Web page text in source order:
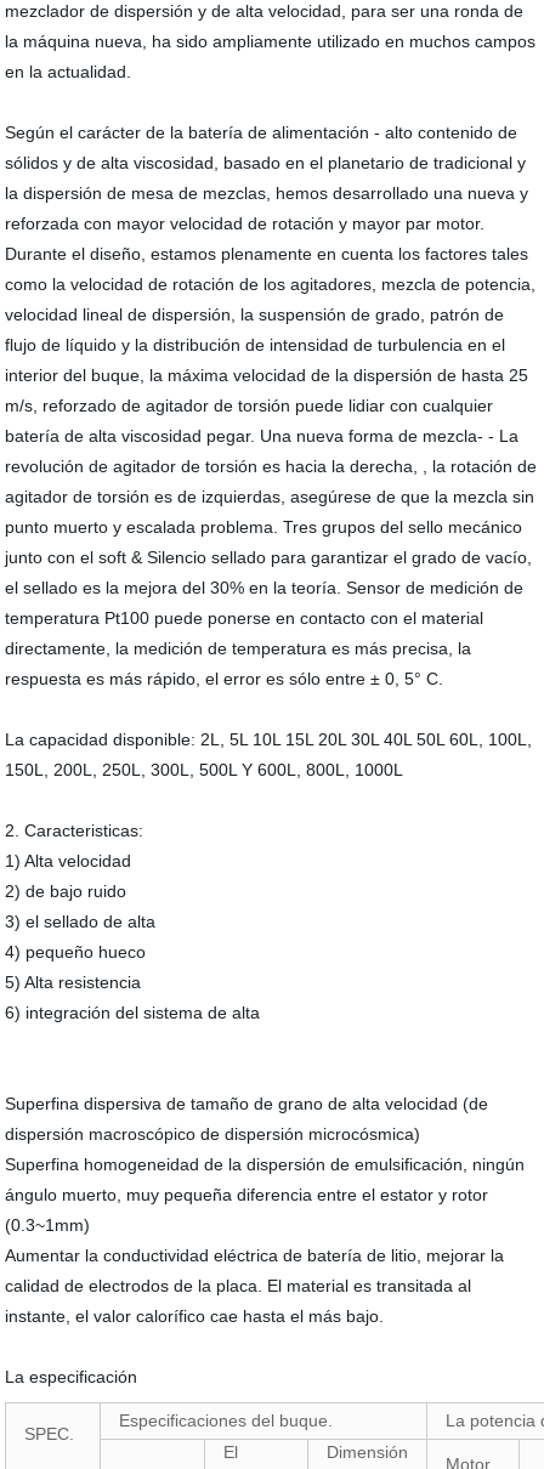
mezclador de dispersión y de alta velocidad, para ser una ronda de
la máquina nueva, ha sido ampliamente utilizado en muchos campos
en la actualidad.
Según el carácter de la batería de alimentación - alto contenido de
sólidos y de alta viscosidad, basado en el planetario de tradicional y
la dispersión de mesa de mezclas, hemos desarrollado una nueva y
reforzada con mayor velocidad de rotación y mayor par motor.
Durante el diseño, estamos plenamente en cuenta los factores tales
como la velocidad de rotación de los agitadores, mezcla de potencia,
velocidad lineal de dispersión, la suspensión de grado, patrón de
flujo de líquido y la distribución de intensidad de turbulencia en el
interior del buque, la máxima velocidad de la dispersión de hasta 25
m/s, reforzado de agitador de torsión puede lidiar con cualquier
batería de alta viscosidad pegar. Una nueva forma de mezcla- - La
revolución de agitador de torsión es hacia la derecha, , la rotación de
agitador de torsión es de izquierdas, asegúrese de que la mezcla sin
punto muerto y escalada problema. Tres grupos del sello mecánico
junto con el soft & Silencio sellado para garantizar el grado de vacío,
el sellado es la mejora del 30% en la teoría. Sensor de medición de
temperatura Pt100 puede ponerse en contacto con el material
directamente, la medición de temperatura es más precisa, la
respuesta es más rápido, el error es sólo entre ± 0, 5° C.
La capacidad disponible: 2L, 5L 10L 15L 20L 30L 40L 50L 60L, 100L,
150L, 200L, 250L, 300L, 500L Y 600L, 800L, 1000L
2. Caracteristicas:
1) Alta velocidad
2) de bajo ruido
3) el sellado de alta
4) pequeño hueco
5) Alta resistencia
6) integración del sistema de alta
Superfina dispersiva de tamaño de grano de alta velocidad (de
dispersión macroscópico de dispersión microcósmica)
Superfina homogeneidad de la dispersión de emulsificación, ningún
ángulo muerto, muy pequeña diferencia entre el estator y rotor
(0.3~1mm)
Aumentar la conductividad eléctrica de batería de litio, mejorar la
calidad de electrodos de la placa. El material es transitada al
instante, el valor calorífico cae hasta el más bajo.
La especificación
SPEC.
Especificaciones del buque. La potencia
El
Dimensión
Motor